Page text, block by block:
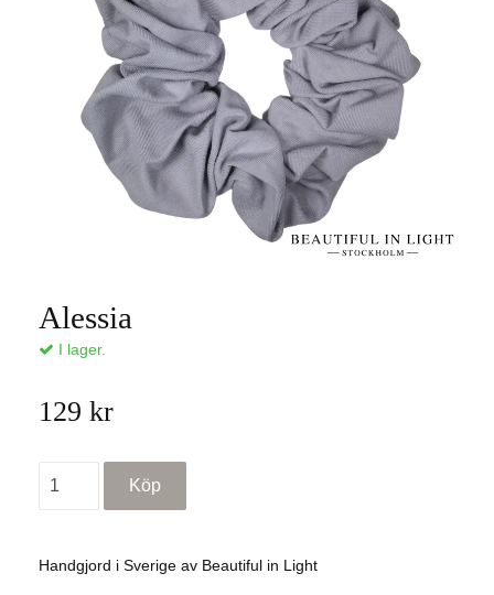
Alessia
I lager.
129 kr
Handgjord i Sverige av Beautiful in Light